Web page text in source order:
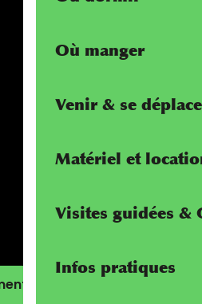
Où manger
Venir & se
Matériel et
Visites guidées &
Infos pratiques
venir ?